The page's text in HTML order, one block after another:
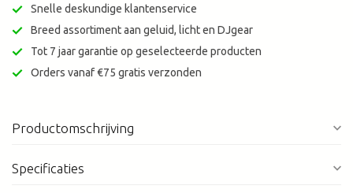
Snelle deskundige klantenservice
Breed assortiment aan geluid, licht en DJgear
Tot 7 jaar garantie op geselecteerde producten
Orders vanaf €75 gratis verzonden
Productomschrijving
Specificaties